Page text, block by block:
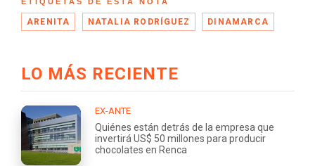
ARENITA NATALIA RODRÍGUEZ DINAMARCA
LO MÁS RECIENTE
EX-ANTE
Quiénes están detrás de la empresa que
invertirá US$ 50 millones para producir
chocolates en Renca